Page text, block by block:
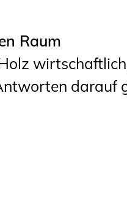
und
Raum
darauf